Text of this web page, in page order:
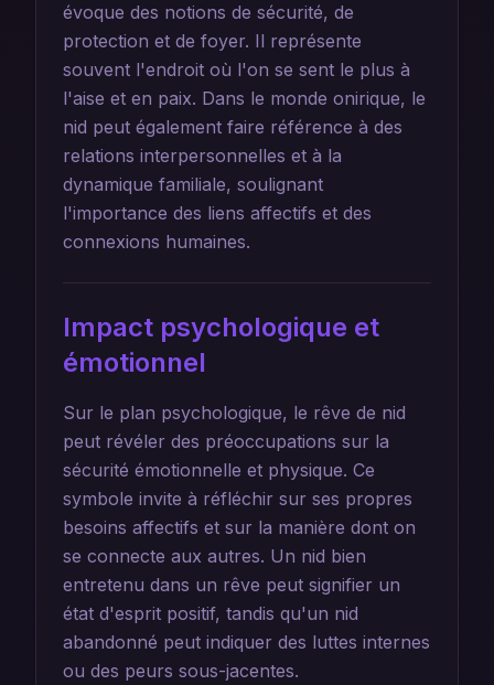
évoque des notions de sécurité, de
protection et de foyer. Il représente
souvent l'endroit où l'on se sent le plus à
l'aise et en paix. Dans le monde onirique, le
nid peut également faire référence à des
relations interpersonnelles et à la
dynamique familiale, soulignant
l'importance des liens affectifs et des
connexions humaines.
Impact psychologique et
émotionnel
Sur le plan psychologique, le rêve de nid
peut révéler des préoccupations sur la
sécurité émotionnelle et physique. Ce
symbole invite à réfléchir sur ses propres
besoins affectifs et sur la manière dont on
se connecte aux autres. Un nid bien
entretenu dans un rêve peut signifier un
état d'esprit positif, tandis qu'un nid
abandonné peut indiquer des luttes internes
ou des peurs sous-jacentes.